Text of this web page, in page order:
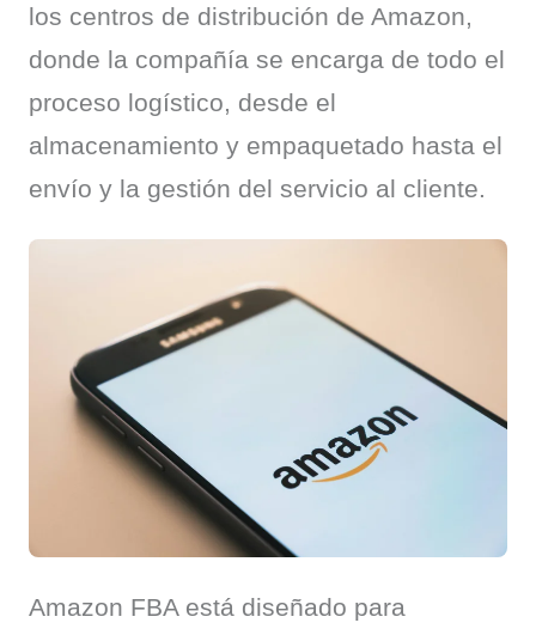
los centros de distribución de Amazon,
donde la compañía se encarga de todo el
proceso logístico, desde el
almacenamiento y empaquetado hasta el
envío y la gestión del servicio al cliente.
Amazon FBA está diseñado para